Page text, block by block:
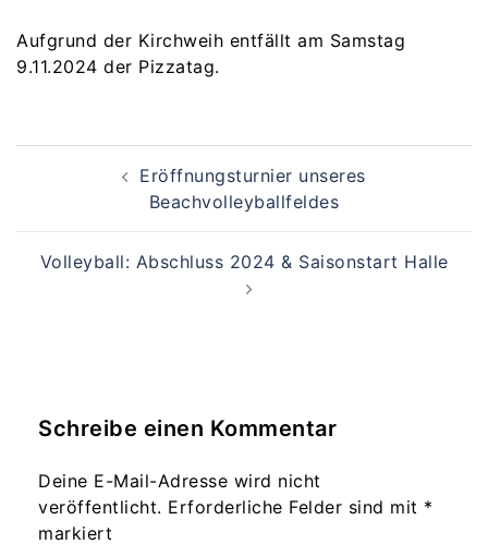
Aufgrund der Kirchweih entfällt am Samstag
9.11.2024 der Pizzatag.
BeitragsnavigationEröffnungsturnier unseres
Beachvolleyballfeldes
Volleyball: Abschluss 2024 & Saisonstart Halle
Schreibe einen Kommentar
Deine E-Mail-Adresse wird nicht
veröffentlicht. Erforderliche Felder sind mit *
markiert